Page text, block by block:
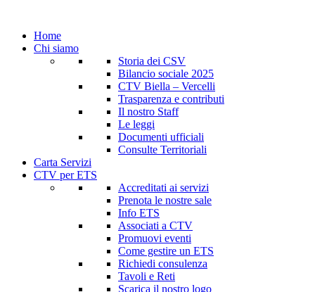
Home
Chi siamo
Storia dei CSV
Bilancio sociale 2025
CTV Biella – Vercelli
Trasparenza e contributi
Il nostro Staff
Le leggi
Documenti ufficiali
Consulte Territoriali
Carta Servizi
CTV per ETS
Accreditati ai servizi
Prenota le nostre sale
Info ETS
Associati a CTV
Promuovi eventi
Come gestire un ETS
Richiedi consulenza
Tavoli e Reti
Scarica il nostro logo